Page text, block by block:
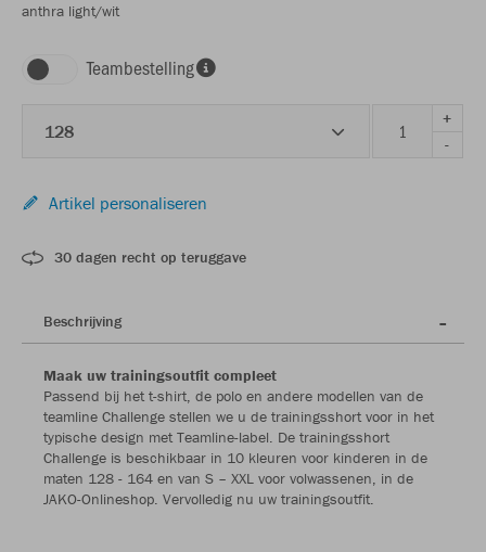
anthra light/wit
Teambestelling
128
+
-
Artikel personaliseren
30 dagen recht op teruggave
Beschrijving
Maak uw trainingsoutfit compleet
Passend bij het t-shirt, de polo en andere modellen van de
teamline Challenge stellen we u de trainingsshort voor in het
typische design met Teamline-label. De trainingsshort
Challenge is beschikbaar in 10 kleuren voor kinderen in de
maten 128 - 164 en van S – XXL voor volwassenen, in de
JAKO-Onlineshop. Vervolledig nu uw trainingsoutfit.